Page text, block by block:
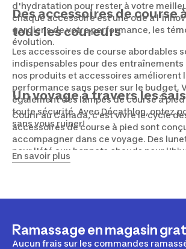
d'hydratation pour rester à votre
chaque accessoire est une ode à
gardiens de votre performance, les
évolution.
Des accessoires de course
tous les coureurs
Les accessoires de course abordables
indispensables pour des entraînements
nos produits et accessoires améliorent
performance sans peser sur le budget.
également des lampes de course à
toute sécurité. Avec Décathlon, optez
sans vous ruiner!
Un voyage à travers les
Courir au Canada, c'est vivre le cycle
accessoires de course à pied sont
accompagner dans ce voyage. Des
pour l'été aux bonnets chauds pour
accessoire est un compagnon fidèle
En savoir plus
Ramassage en magasin
Aucun frais sur les commandes